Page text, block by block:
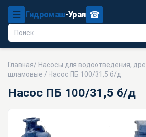
☰ Гидромаш-Урал ☎
Главная/ Насосы для водоотведения,
шламовые / Насос ПБ 100/31,5 б/д
Насос ПБ 100/31,5 б/д